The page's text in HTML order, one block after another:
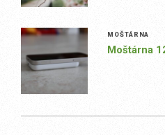
MOŠTÁRNA
Moštárna